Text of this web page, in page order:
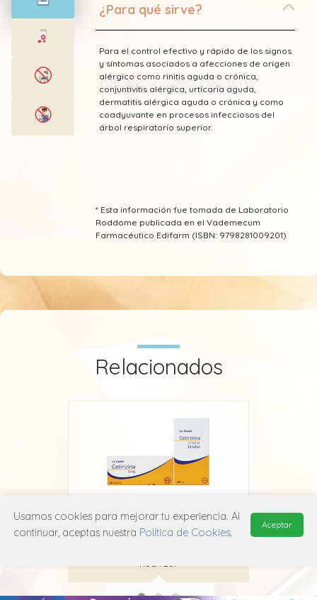
¿Para qué sirve?
Para el control efectivo y rápido de los signos
y síntomas asociados a afecciones de origen
alérgico como rinitis aguda o crónica,
conjuntivitis alérgica, urticaria aguda,
dermatitis alérgica aguda o crónica y como
coadyuvante en procesos infecciosos del
árbol respiratorio superior.
* Esta información fue tomada de Laboratorio
Roddome publicada en el Vademecum
Farmacéutico Edifarm (ISBN: 9798281009201)
Relacionados
Cetirizina La Santé
Usamos cookies para mejorar tu experiencia. Al
continuar, aceptas nuestra Política de Cookies.
Aceptar